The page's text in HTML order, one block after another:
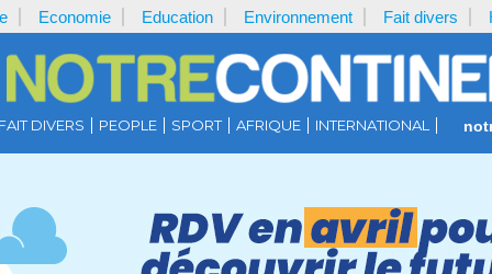
Economie Education Environnement Fait divers
FAIT DIVERS PEOPLE SPORT AFRIQUE INTERNATIONAL